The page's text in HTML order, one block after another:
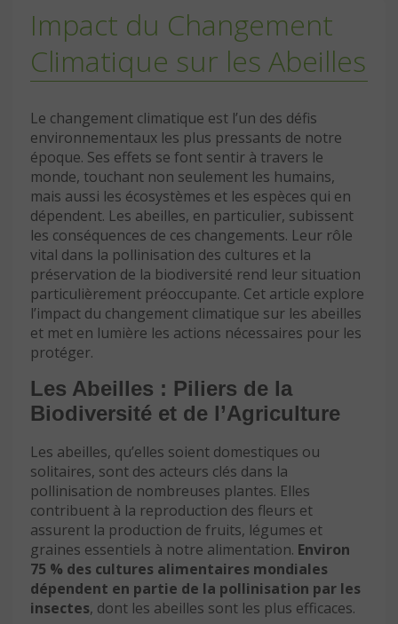
Impact du Changement
Climatique sur les Abeilles
Le changement climatique est l’un des défis
environnementaux les plus pressants de notre
époque. Ses effets se font sentir à travers le
monde, touchant non seulement les humains,
mais aussi les écosystèmes et les espèces qui en
dépendent. Les abeilles, en particulier, subissent
les conséquences de ces changements. Leur rôle
vital dans la pollinisation des cultures et la
préservation de la biodiversité rend leur situation
particulièrement préoccupante. Cet article explore
l’impact du changement climatique sur les abeilles
et met en lumière les actions nécessaires pour les
protéger.
Les Abeilles : Piliers de la
Biodiversité et de l’Agriculture
Les abeilles, qu’elles soient domestiques ou
solitaires, sont des acteurs clés dans la
pollinisation de nombreuses plantes. Elles
contribuent à la reproduction des fleurs et
assurent la production de fruits, légumes et
graines essentiels à notre alimentation. Environ
75 % des cultures alimentaires mondiales
dépendent en partie de la pollinisation par les
insectes, dont les abeilles sont les plus efficaces.